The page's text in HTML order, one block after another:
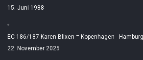
15. Juni 1988
EC 186/187 Karen Blixen = Kopenhagen -
22. November 2025